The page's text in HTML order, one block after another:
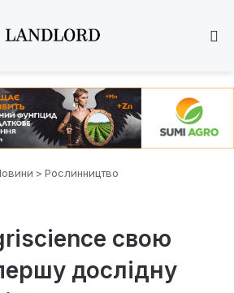
> Рослинництво
свою
дослідну